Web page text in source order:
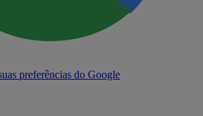
preferências do Google